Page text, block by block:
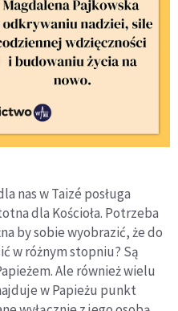
nas w Taizé posługa
dla Kościoła. Potrzeba
by sobie wyobrazić, że do
w różnym stopniu? Są
Ale również wielu
w Papieżu punkt